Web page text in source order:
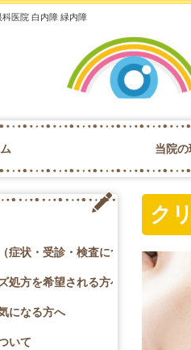
医院 白内障 緑内障
当院
症状・受診・検査について）
処方を希望される方へ
になる方へ
いて
ク